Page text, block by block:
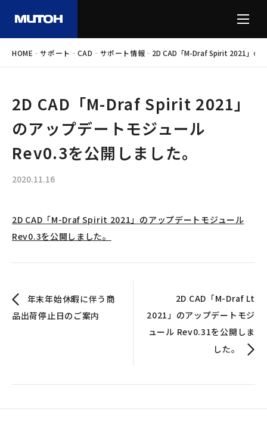
HOME -サポート - CAD - サポート情報 - 2D CAD「M-Draf Spirit 2021」の
2D CAD「M-Draf Spirit 2021」
のアップデートモジュール
Rev0.3を公開しました。
2020.11.16
2D CAD「M-Draf Spirit 2021」のアップデートモジュール
Rev0.3を公開しました。
年末年始休暇に伴う商
品出荷停止日のご案内
2D CAD「M-Draf Lt
2021」のアップデートモジ
ュール Rev0.31を公開しま
した。